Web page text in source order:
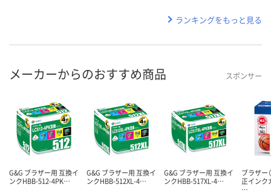
ランキングをもっと見る
メーカーからのおすすめ商品 スポンサー
G&G ブラザー用 互換イ
ンクHBB-512-4PK…
G&G ブラザー用 互換イ
ンクHBB-512XL-4…
G&G ブラザー用 互換イ
ンクHBB-517XL-4…
ブラザー
正インク
…